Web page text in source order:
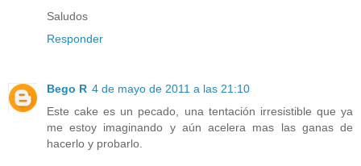
Saludos
Responder
Bego R 4 de mayo de 2011 a las 21:10
Este cake es un pecado, una tentación irresistible que ya
me estoy imaginando y aún acelera mas las ganas de
hacerlo y probarlo.